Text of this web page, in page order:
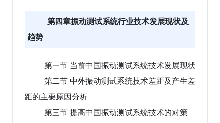
第四章振动测试系统行业技术发展现状及
趋势
第一节 当前中国振动测试系统技术发展现状
第二节 中外振动测试系统技术差距及产生差
距的主要原因分析
第三节 提高中国振动测试系统技术的对策